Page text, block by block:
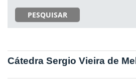
PESQUISAR
Cátedra Sergio Vieira de